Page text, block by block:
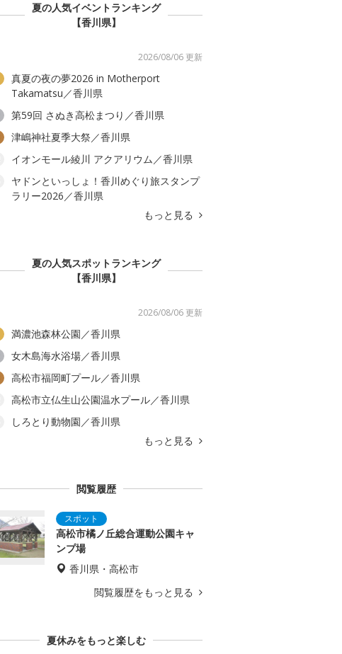
夏の人気イベントランキング
【香川県】
2026/08/06 更新
真夏の夜の夢2026 in Motherport
Takamatsu／香川県
第59回 さぬき高松まつり／香川県
津嶋神社夏季大祭／香川県
イオンモール綾川 アクアリウム／香川県
ヤドンといっしょ！香川めぐり旅スタンプ
ラリー2026／香川県
もっと見る
夏の人気スポットランキング
【香川県】
2026/08/06 更新
満濃池森林公園／香川県
女木島海水浴場／香川県
高松市福岡町プール／香川県
高松市立仏生山公園温水プール／香川県
しろとり動物園／香川県
もっと見る
閲覧履歴
高松市橘ノ丘総合運動公園キャ
ンプ場
香川県・高松市
閲覧履歴をもっと見る
夏休みをもっと楽しむ